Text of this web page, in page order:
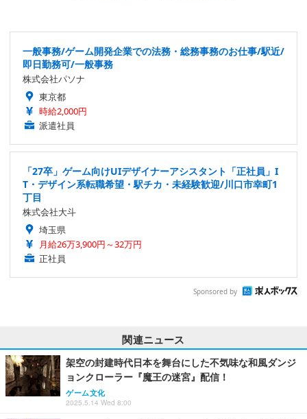
一般事務/ゲーム開発企業での法務・総務事務のお仕事/駅近/
即日勤務可/一般事務
株式会社パソナ
東京都
時給2,000円
派遣社員
「27卒」ゲーム向けUIデザイナーアシスタント「正社員」I
T・デザイン系転職希望・駅チカ・未経験歓迎/川口市幸町1
丁目
株式会社大斗
埼玉県
月給26万3,900円～32万円
正社員
Sponsored by
関連ニュース
架空の封建時代日本を舞台にした不気味な和風ダンジ
ョンクローラー『魔王の迷宮』配信！
ゲーム文化
2025.5.14 Wed 8:00